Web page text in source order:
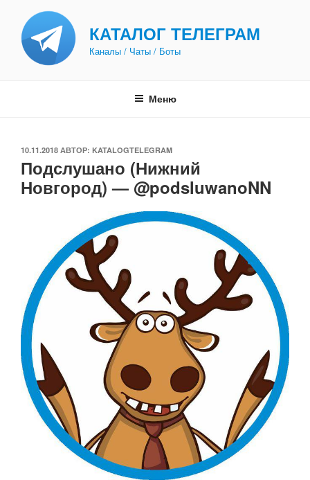
содержимому
КАТАЛОГ ТЕЛЕГРАМ
Каналы / Чаты / Боты
Меню
ОПУБЛИКОВАНО
10.11.2018 АВТОР: KATALOGTELEGRAM
Подслушано (Нижний
Новгород) — @podsluwanoNN